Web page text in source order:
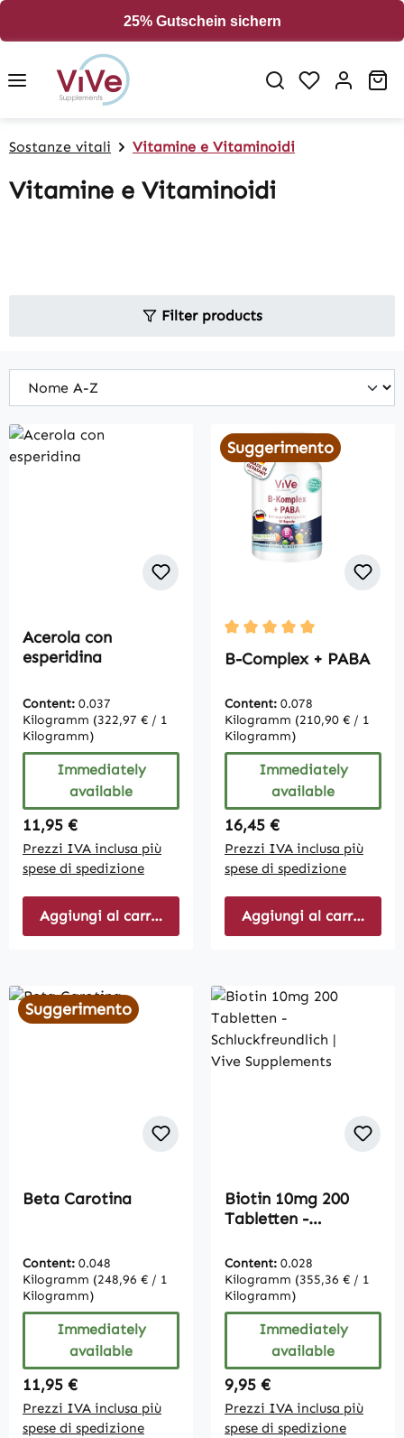
25% Gutschein sichern
Sostanze vitali Vitamine e Vitaminoidi
Vitamine e Vitaminoidi
Filter products
Acerola con
esperidina
Content: 0.037
Kilogramm (322,97 € / 1
Kilogramm)
Immediately
available
Regular price:
11,95 €
Prezzi IVA inclusa più
spese di spedizione
Aggiungi al carrello
Suggerimento
Average rating of 5 out
B-Complex + PABA
Content: 0.078
Kilogramm (210,90 € / 1
Kilogramm)
Immediately
available
Regular price:
16,45 €
Prezzi IVA inclusa più
spese di spedizione
Aggiungi al carrello
Suggerimento
Beta Carotina
Content: 0.048
Kilogramm (248,96 € / 1
Kilogramm)
Immediately
available
Regular price:
11,95 €
Prezzi IVA inclusa più
spese di spedizione
Biotin 10mg 200
Tabletten -
Vive Supplements
Content: 0.028
Kilogramm (355,36 € / 1
Kilogramm)
Immediately
available
Regular price:
9,95 €
Prezzi IVA inclusa più
spese di spedizione